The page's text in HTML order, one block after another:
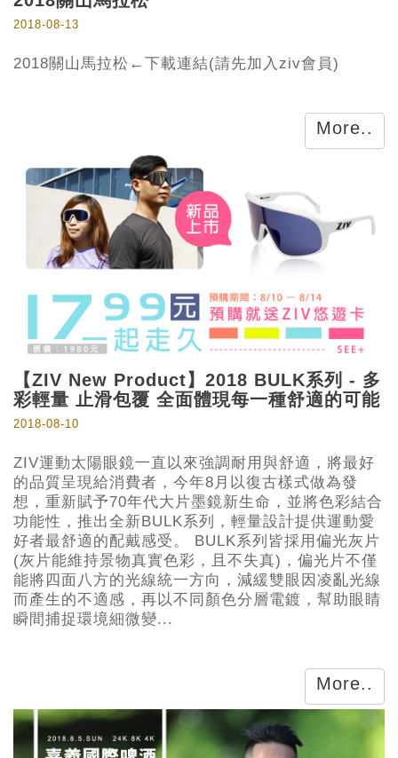
2018-08-13
2018關山馬拉松←下載連結(請先加入ziv會員)
More..
【ZIV New Product】2018 BULK系列 - 多
彩輕量 止滑包覆 全面體現每一種舒適的可能
2018-08-10
ZIV運動太陽眼鏡一直以來強調耐用與舒適，將最好
的品質呈現給消費者，今年8月以復古樣式做為發
想，重新賦予70年代大片墨鏡新生命，並將色彩結合
功能性，推出全新BULK系列，輕量設計提供運動愛
好者最舒適的配戴感受。 BULK系列皆採用偏光灰片
(灰片能維持景物真實色彩，且不失真)，偏光片不僅
能將四面八方的光線統一方向，減緩雙眼因凌亂光線
而產生的不適感，再以不同顏色分層電鍍，幫助眼睛
瞬間捕捉環境細微變...
More..